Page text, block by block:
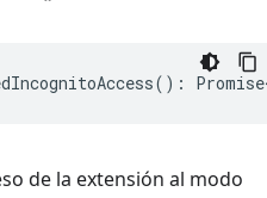
() :
de la extensión al modo